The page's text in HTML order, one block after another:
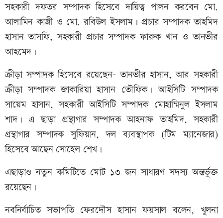
সহকারী দফতর সম্পাদক হিসেবে দায়িত্ব পালন করবেন মো.
আলামিন কাজী ও মো. রবিউল ইসলাম। প্রচার সম্পাদক তাহমিদ
হাসান তাসফি, সহকারী প্রচার সম্পাদক ফারুক খান ও তানভীর
আহমেদ।
ক্রীড়া সম্পাদক হিসেবে রয়েছেন- তানভীর হাসান, আর সহকারী
ক্রীড়া সম্পাদক জাকারিয়া হাসান তৌফিক। আইসিটি সম্পাদক
সায়েম হাসান, সহকারী আইসিটি সম্পাদক মোহাম্মিনুল ইসলাম
শাদ। এ ছাড়া গ্রন্থাগার সম্পাদক আহনাফ তাহমিদ, সহকারী
গ্রন্থাগার সম্পাদক সুফিয়ান, দল ব্যবস্থাপক (টিম ম্যানেজার)
হিসেবে আছেন সোহেল শেখ।
এছাড়াও নতুন কমিটিতে মোট ১৩ জন সাধারণ সদস্য অন্তর্ভুক্ত
রয়েছেন।
নবনির্বাচিত সভাপতি ফেরদৌস হাসান ফয়সাল বলেন, খুলনা